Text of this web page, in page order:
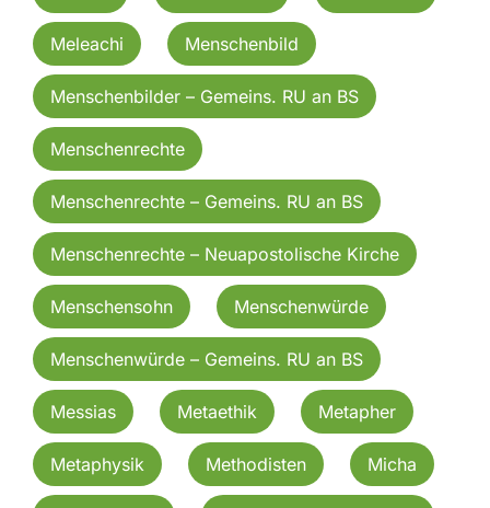
Meleachi Menschenbild
Menschenbilder – Gemeins. RU an BS
Menschenrechte
Menschenrechte – Gemeins. RU an BS
Menschenrechte – Neuapostolische Kirche
Menschensohn Menschenwürde
Menschenwürde – Gemeins. RU an BS
Messias Metaethik Metapher
Metaphysik Methodisten Micha